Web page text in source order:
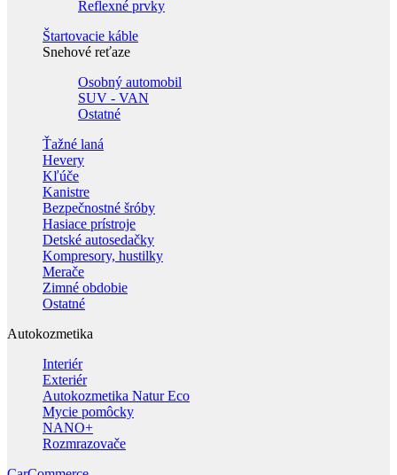
Reflexné prvky
Štartovacie káble
Snehové reťaze
Osobný automobil
SUV - VAN
Ostatné
Ťažné laná
Hevery
Kľúče
Kanistre
Bezpečnostné šróby
Hasiace prístroje
Detské autosedačky
Kompresory, hustilky
Merače
Zimné obdobie
Ostatné
Autokozmetika
Interiér
Exteriér
Autokozmetika Natur Eco
Mycie pomôcky
NANO+
Rozmrazovače